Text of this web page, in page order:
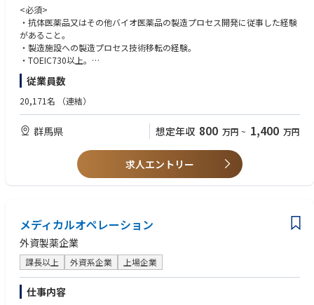
＜入社後のキャリアパス＞
・バイオ医薬品の製造プロセスを理解している強みを活かした、品質保
証、薬事、CMCマネージメント、サプライチェーンマネージメント業務に
就く機会がある
<必須>
・抗体医薬品又はその他バイオ医薬品の製造プロセス開発に従事した経験
があること。
・製造施設への製造プロセス技術移転の経験。
・TOEIC730以上。
・年齢、国籍、経験を問わず多様性を理解し、各種ステークホルダーと良
好な関係が築けること
・海外製造場所への技術移転の経験
・CMCに関わるPJマネジメントの経験
・修士卒以上の学位
・海外赴任経験
従業員数
20,171名 （連結）
群馬県 想定年収 800 万円 ~ 1,400 万円
求人エントリー
メディカルオペレーション
外資製薬企業
課長以上 外資系企業 上場企業
仕事内容